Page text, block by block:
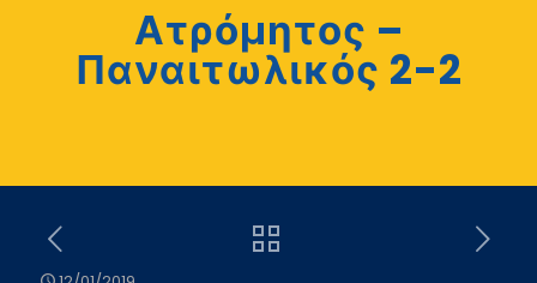
Ατρόμητος –
Παναιτωλικός 2-2